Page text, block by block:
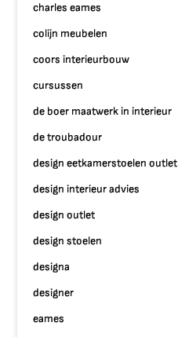
charles eames
colijn meubelen
coors interieurbouw
cursussen
de boer maatwerk in interieur
de troubadour
design eetkamerstoelen outlet
design interieur advies
design outlet
design stoelen
designa
designer
eames